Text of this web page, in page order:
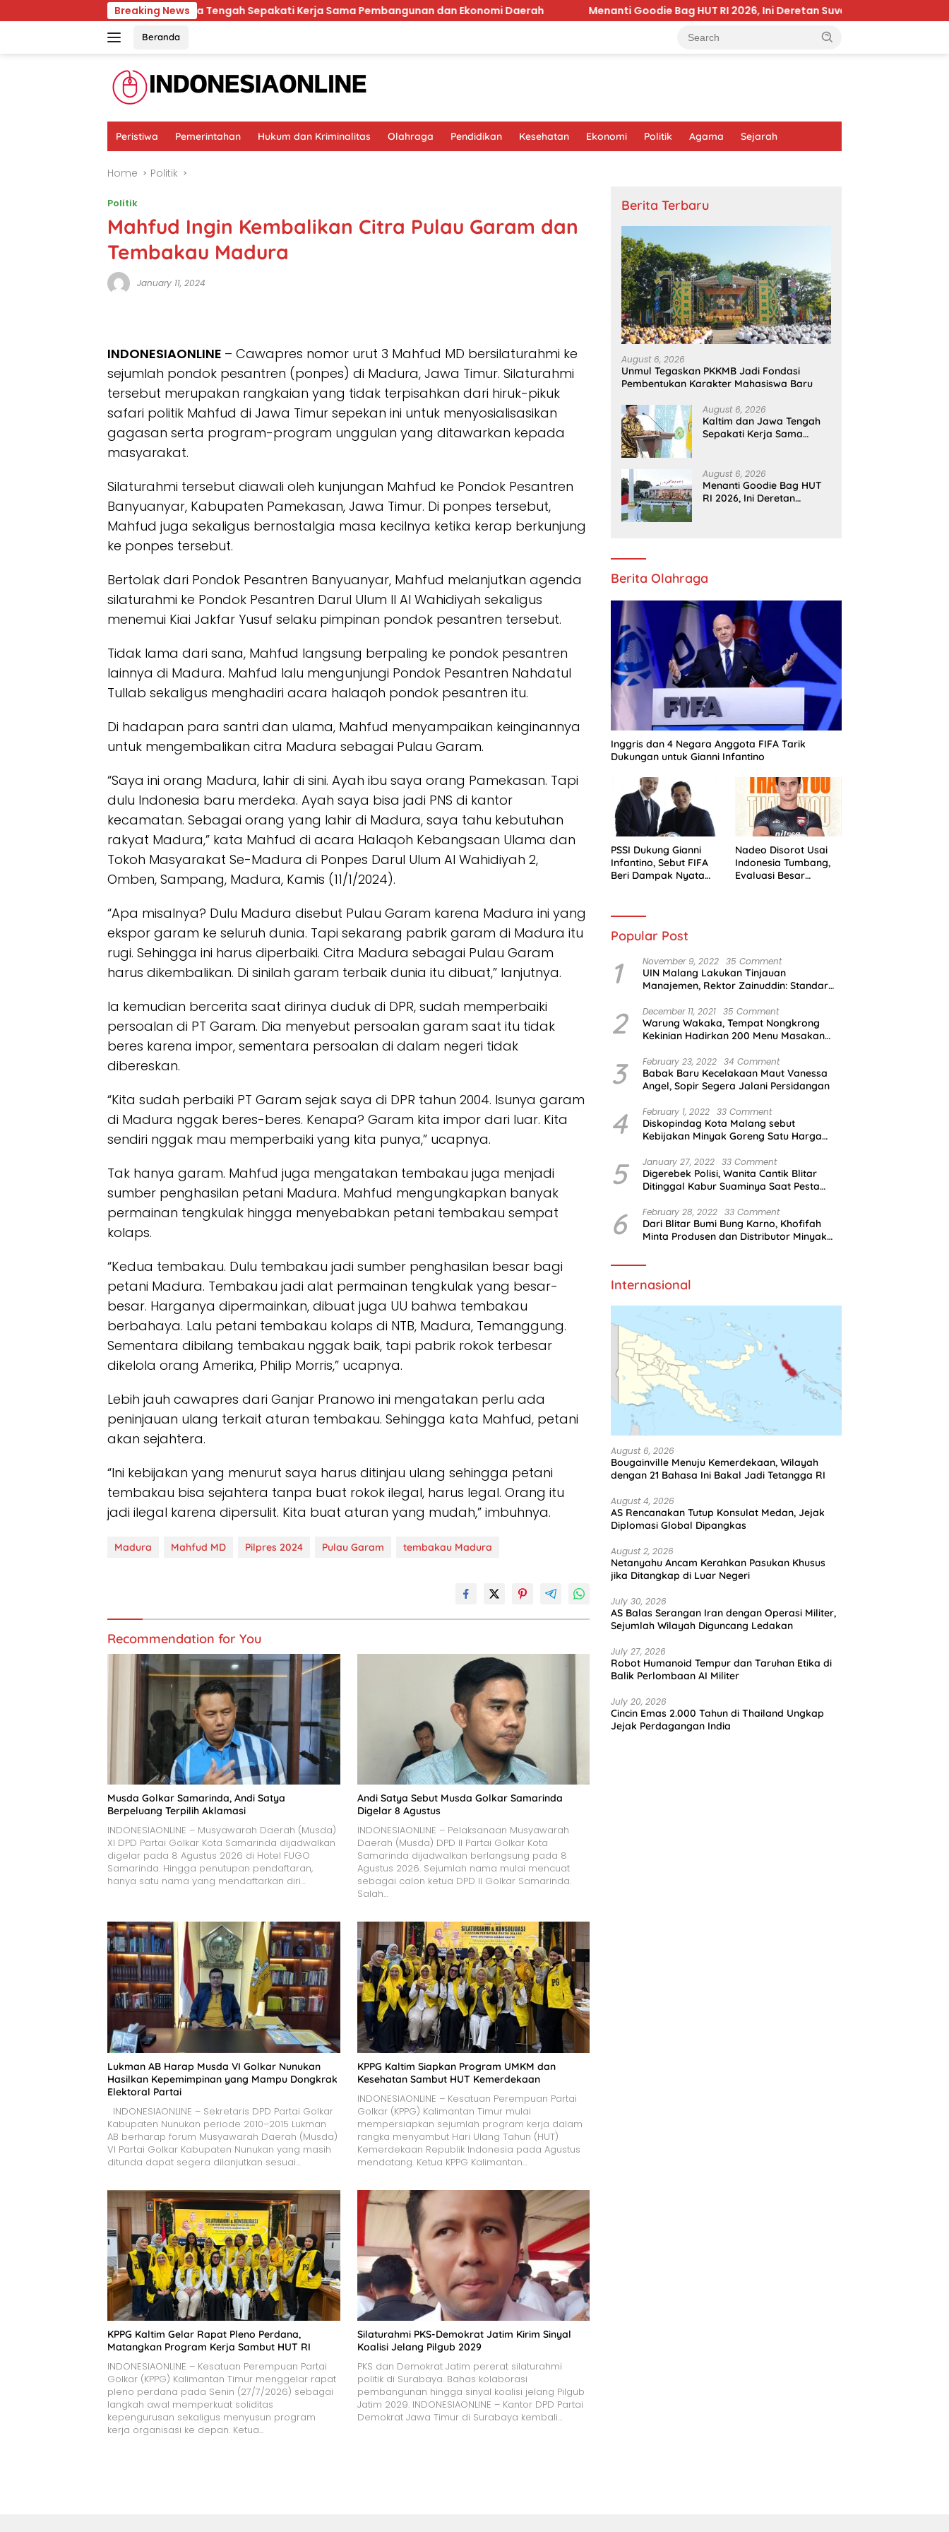
to
Breaking News
Kaltim dan Jawa Tengah Sepakati Kerja Sama Pembangunan dan Ekonomi Daerah Menanti Goodie Bag HUT RI 2026, Ini Deretan Suvenir yang Pernah Dibagikan di
Beranda
Peristiwa Pemerintahan Hukum dan Kriminalitas Olahraga Pendidikan Kesehatan Ekonomi Politik Agama Sejarah
Home Politik
Politik
Mahfud Ingin Kembalikan Citra Pulau Garam dan
Tembakau Madura
January 11, 2024
INDONESIAONLINE – Cawapres nomor urut 3 Mahfud MD bersilaturahmi ke
sejumlah pondok pesantren (ponpes) di Madura, Jawa Timur. Silaturahmi
tersebut merupakan rangkaian yang tidak terpisahkan dari hiruk-pikuk
safari politik Mahfud di Jawa Timur sepekan ini untuk menyosialisasikan
gagasan serta program-program unggulan yang ditawarkan kepada
masyarakat.
Silaturahmi tersebut diawali oleh kunjungan Mahfud ke Pondok Pesantren
Banyuanyar, Kabupaten Pamekasan, Jawa Timur. Di ponpes tersebut,
Mahfud juga sekaligus bernostalgia masa kecilnya ketika kerap berkunjung
ke ponpes tersebut.
Bertolak dari Pondok Pesantren Banyuanyar, Mahfud melanjutkan agenda
silaturahmi ke Pondok Pesantren Darul Ulum II Al Wahidiyah sekaligus
menemui Kiai Jakfar Yusuf selaku pimpinan pondok pesantren tersebut.
Tidak lama dari sana, Mahfud langsung berpaling ke pondok pesantren
lainnya di Madura. Mahfud lalu mengunjungi Pondok Pesantren Nahdatul
Tullab sekaligus menghadiri acara halaqoh pondok pesantren itu.
Di hadapan para santri dan ulama, Mahfud menyampaikan keinginannya
untuk mengembalikan citra Madura sebagai Pulau Garam.
“Saya ini orang Madura, lahir di sini. Ayah ibu saya orang Pamekasan. Tapi
dulu Indonesia baru merdeka. Ayah saya bisa jadi PNS di kantor
kecamatan. Sebagai orang yang lahir di Madura, saya tahu kebutuhan
rakyat Madura,” kata Mahfud di acara Halaqoh Kebangsaan Ulama dan
Tokoh Masyarakat Se-Madura di Ponpes Darul Ulum Al Wahidiyah 2,
Omben, Sampang, Madura, Kamis (11/1/2024).
“Apa misalnya? Dulu Madura disebut Pulau Garam karena Madura ini yang
ekspor garam ke seluruh dunia. Tapi sekarang pabrik garam di Madura itu
rugi. Sehingga ini harus diperbaiki. Citra Madura sebagai Pulau Garam
harus dikembalikan. Di sinilah garam terbaik dunia itu dibuat,” lanjutnya.
Ia kemudian bercerita saat dirinya duduk di DPR, sudah memperbaiki
persoalan di PT Garam. Dia menyebut persoalan garam saat itu tidak
beres karena impor, sementara persoalan di dalam negeri tidak
dibereskan.
“Kita sudah perbaiki PT Garam sejak saya di DPR tahun 2004. Isunya garam
di Madura nggak beres-beres. Kenapa? Garam kita impor dari luar. Kita
sendiri nggak mau memperbaiki yang kita punya,” ucapnya.
Tak hanya garam. Mahfud juga mengatakan tembakau juga menjadi
sumber penghasilan petani Madura. Mahfud mengungkapkan banyak
permainan tengkulak hingga menyebabkan petani tembakau sempat
kolaps.
“Kedua tembakau. Dulu tembakau jadi sumber penghasilan besar bagi
petani Madura. Tembakau jadi alat permainan tengkulak yang besar-
besar. Harganya dipermainkan, dibuat juga UU bahwa tembakau
berbahaya. Lalu petani tembakau kolaps di NTB, Madura, Temanggung.
Sementara dibilang tembakau nggak baik, tapi pabrik rokok terbesar
dikelola orang Amerika, Philip Morris,” ucapnya.
Lebih jauh cawapres dari Ganjar Pranowo ini mengatakan perlu ada
peninjauan ulang terkait aturan tembakau. Sehingga kata Mahfud, petani
akan sejahtera.
“Ini kebijakan yang menurut saya harus ditinjau ulang sehingga petani
tembakau bisa sejahtera tanpa buat rokok ilegal, harus legal. Orang itu
jadi ilegal karena dipersulit. Kita buat aturan yang mudah,” imbuhnya.
Madura Mahfud MD Pilpres 2024 Pulau Garam tembakau Madura
Recommendation for You
Musda Golkar Samarinda, Andi Satya
Berpeluang Terpilih Aklamasi
INDONESIAONLINE – Musyawarah Daerah (Musda)
XI DPD Partai Golkar Kota Samarinda dijadwalkan
digelar pada 8 Agustus 2026 di Hotel FUGO
Samarinda. Hingga penutupan pendaftaran,
hanya satu nama yang mendaftarkan diri…
Andi Satya Sebut Musda Golkar Samarinda
Digelar 8 Agustus
INDONESIAONLINE – Pelaksanaan Musyawarah
Daerah (Musda) DPD II Partai Golkar Kota
Samarinda dijadwalkan berlangsung pada 8
Agustus 2026. Sejumlah nama mulai mencuat
sebagai calon ketua DPD II Golkar Samarinda.
Salah…
Lukman AB Harap Musda VI Golkar Nunukan
Hasilkan Kepemimpinan yang Mampu Dongkrak
Elektoral Partai
INDONESIAONLINE – Sekretaris DPD Partai Golkar
Kabupaten Nunukan periode 2010–2015 Lukman
AB berharap forum Musyawarah Daerah (Musda)
VI Partai Golkar Kabupaten Nunukan yang masih
ditunda dapat segera dilanjutkan sesuai…
KPPG Kaltim Siapkan Program UMKM dan
Kesehatan Sambut HUT Kemerdekaan
INDONESIAONLINE – Kesatuan Perempuan Partai
Golkar (KPPG) Kalimantan Timur mulai
mempersiapkan sejumlah program kerja dalam
rangka menyambut Hari Ulang Tahun (HUT)
Kemerdekaan Republik Indonesia pada Agustus
mendatang. Ketua KPPG Kalimantan…
KPPG Kaltim Gelar Rapat Pleno Perdana,
Matangkan Program Kerja Sambut HUT RI
INDONESIAONLINE – Kesatuan Perempuan Partai
Golkar (KPPG) Kalimantan Timur menggelar rapat
pleno perdana pada Senin (27/7/2026) sebagai
langkah awal memperkuat soliditas
kepengurusan sekaligus menyusun program
kerja organisasi ke depan. Ketua…
Silaturahmi PKS-Demokrat Jatim Kirim Sinyal
Koalisi Jelang Pilgub 2029
PKS dan Demokrat Jatim pererat silaturahmi
politik di Surabaya. Bahas kolaborasi
pembangunan hingga sinyal koalisi jelang Pilgub
Jatim 2029. INDONESIAONLINE – Kantor DPD Partai
Demokrat Jawa Timur di Surabaya kembali…
Berita Terbaru
August 6, 2026
Unmul Tegaskan PKKMB Jadi Fondasi
Pembentukan Karakter Mahasiswa Baru
August 6, 2026
Kaltim dan Jawa Tengah
Sepakati Kerja Sama
August 6, 2026
Menanti Goodie Bag HUT
RI 2026, Ini Deretan
Berita Olahraga
Inggris dan 4 Negara Anggota FIFA Tarik
Dukungan untuk Gianni Infantino
PSSI Dukung Gianni
Infantino, Sebut FIFA
Beri Dampak Nyata
Nadeo Disorot Usai
Indonesia Tumbang,
Evaluasi Besar
Popular Post
1 November 9, 2022 35 Comment
UIN Malang Lakukan Tinjauan
Manajemen, Rektor Zainuddin: Standar
2 December 11, 2021 35 Comment
Warung Wakaka, Tempat Nongkrong
Kekinian Hadirkan 200 Menu Masakan
3 February 23, 2022 34 Comment
Babak Baru Kecelakaan Maut Vanessa
Angel, Sopir Segera Jalani Persidangan
4 February 1, 2022 33 Comment
Diskopindag Kota Malang sebut
Kebijakan Minyak Goreng Satu Harga
5 January 27, 2022 33 Comment
Digerebek Polisi, Wanita Cantik Blitar
Ditinggal Kabur Suaminya Saat Pesta
6 February 28, 2022 33 Comment
Dari Blitar Bumi Bung Karno, Khofifah
Minta Produsen dan Distributor Minyak
Internasional
August 6, 2026
Bougainville Menuju Kemerdekaan, Wilayah
dengan 21 Bahasa Ini Bakal Jadi Tetangga RI
August 4, 2026
AS Rencanakan Tutup Konsulat Medan, Jejak
Diplomasi Global Dipangkas
August 2, 2026
Netanyahu Ancam Kerahkan Pasukan Khusus
jika Ditangkap di Luar Negeri
July 30, 2026
AS Balas Serangan Iran dengan Operasi Militer,
Sejumlah Wilayah Diguncang Ledakan
July 27, 2026
Robot Humanoid Tempur dan Taruhan Etika di
Balik Perlombaan AI Militer
July 20, 2026
Cincin Emas 2.000 Tahun di Thailand Ungkap
Jejak Perdagangan India